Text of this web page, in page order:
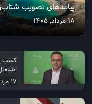
پیامدهای تصویب
18 مرداد, 1405
کسب
17 مرداد, 1405